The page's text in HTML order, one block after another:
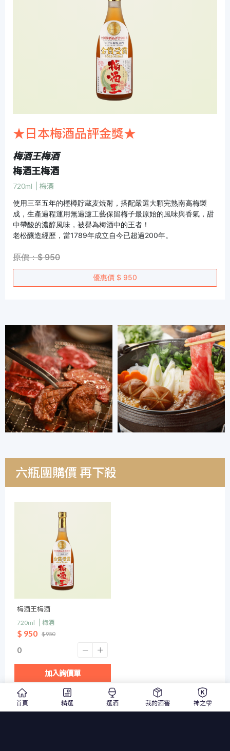
★日本梅酒品評金獎★
梅酒王梅酒
梅酒王梅酒
720ml
梅酒
使用三至五年的樫樽貯蔵麦焼酎，搭配嚴選大顆完熟南高梅製
成，生產過程運用無過濾工藝保留梅子最原始的風味與香氣，甜
中帶酸的濃醇風味，被譽為梅酒中的王者！
老松釀造經歷，當1789年成立自今已超過200年。
原價：$ 950
優惠價 $ 950
六瓶團購價 再下殺
梅酒王梅酒
720ml 梅酒
$ 950 $ 950
加入詢價單
首頁 精選 選酒 我的酒窖 神之雫